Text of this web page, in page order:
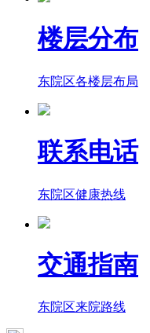
楼层分布
东院区各楼层布局
联系电话
东院区健康热线
交通指南
东院区来院路线